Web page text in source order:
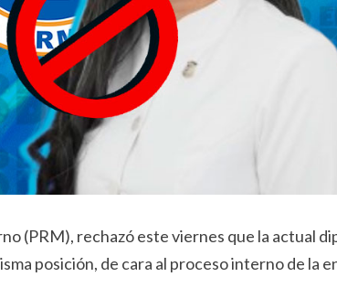
(PRM), rechazó este viernes que la actual
posición, de cara al proceso interno de la